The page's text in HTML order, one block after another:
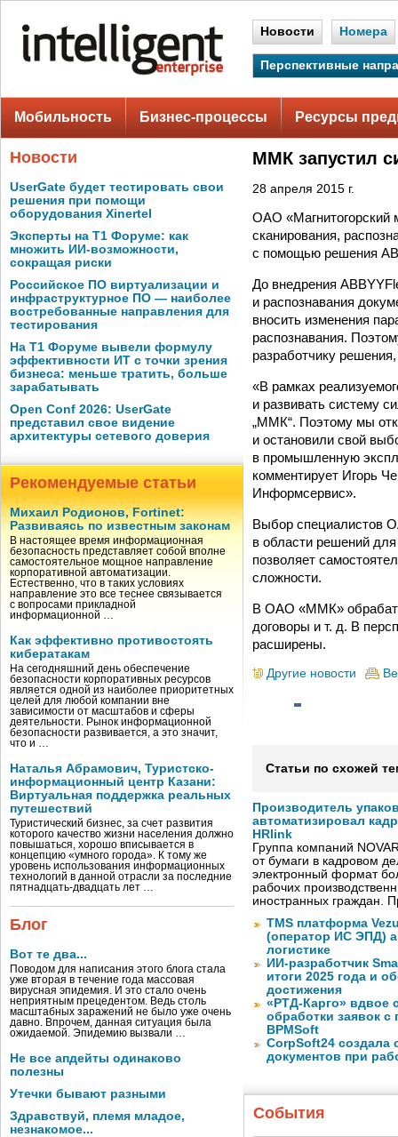
Новости Номера
Перспективные
Мобильность Бизнес-процессы Ресурсы
Новости
UserGate будет тестировать свои
решения при помощи
оборудования Xinertel
Эксперты на Т1 Форуме: как
множить ИИ-возможности,
сокращая риски
Российское ПО виртуализации и
инфраструктурное ПО — наиболее
востребованные направления для
тестирования
На Т1 Форуме вывели формулу
эффективности ИТ с точки зрения
бизнеса: меньше тратить, больше
зарабатывать
Open Conf 2026: UserGate
представил свое видение
архитектуры сетевого доверия
Рекомендуемые статьи
Михаил Родионов, Fortinet:
Развиваясь по известным законам
В настоящее время информационная
безопасность представляет собой вполне
самостоятельное мощное направление
корпоративной автоматизации.
Естественно, что в таких условиях
направление это все теснее связывается
с вопросами прикладной
информационной …
Как эффективно противостоять
кибератакам
На сегодняшний день обеспечение
безопасности корпоративных ресурсов
является одной из наиболее приоритетных
целей для любой компании вне
зависимости от масштабов и сферы
деятельности. Рынок информационной
безопасности развивается, а это значит,
что и …
Наталья Абрамович, Туристско-
информационный центр Казани:
Виртуальная поддержка реальных
путешествий
Туристический бизнес, за счет развития
которого качество жизни населения должно
повышаться, хорошо вписывается в
концепцию «умного города». К тому же
уровень использования информационных
технологий в данной отрасли за последние
пятнадцать-двадцать лет …
Блог
Вот те два...
Поводом для написания этого блога стала
уже вторая в течение года массовая
вирусная эпидемия. И это стало очень
неприятным прецедентом. Ведь столь
масштабных заражений не было уже очень
давно. Впрочем, данная ситуация была
ожидаемой. Эпидемию вызвали …
Не все апдейты одинаково
полезны
Утечки бывают разными
Здравствуй, племя младое,
незнакомое...
ММК запустил
28 апреля 2015 г.
ОАО «Магнитогорский
сканирования,
с помощью решения
До внедрения
и распознавания
вносить изменения
распознавания.
разработчику
«В рамках
и развивать систему
„ММК“. Поэтому мы
и остановили свой
в промышленную
комментирует Игорь
Информсервис».
Выбор специалистов
в области решений
позволяет
сложности.
В ОАО «ММК»
договоры и т. д. В
расширены.
Другие новости
Статьи по схожей
Производитель
автоматизировал
HRlink
Группа компаний
от бумаги в кадровом
электронный формат
рабочих
иностранных граждан.
TMS платформа
(оператор ИС ЭПД)
логистике
ИИ-разработчик
итоги 2025 года и
достижения
«РТД-Карго» вдвое
обработки заявок
BPMSoft
CorpSoft24 создала
документов при
События